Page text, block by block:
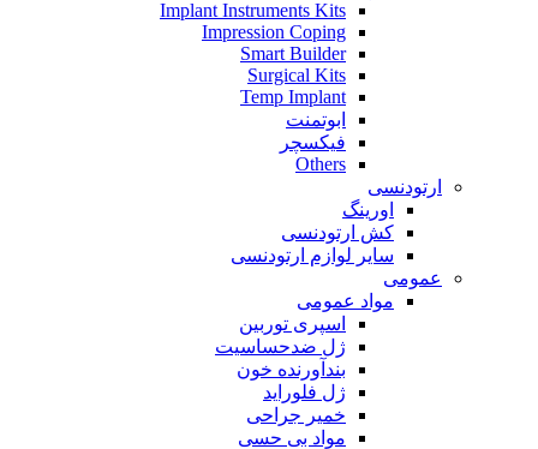
Implant Instruments Kits
Impression Coping
Smart Builder
Surgical Kits
Temp Implant
ابوتمنت
فیکسچر
Others
ارتودنسی
اورینگ
کش ارتودنسی
سایر لوازم ارتودنسی
عمومی
مواد عمومی
اسپری توربین
ژل ضدحساسیت
بندآورنده خون
ژل فلوراید
خمیر جراحی
مواد بی حسی